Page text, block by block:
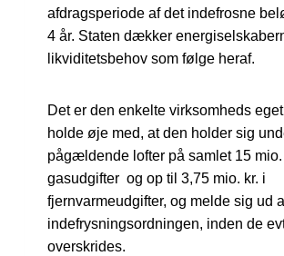
afdragsperiode af det indefrosne
4 år. Staten dækker
likviditetsbehov som følge heraf.
Det er den enkelte virksomheds
holde øje med, at den holder sig
pågældende lofter på samlet 15 mio.
gasudgifter og op til 3,75 mio. kr. i
fjernvarmeudgifter, og melde sig ud
indefrysningsordningen, inden de
overskrides.